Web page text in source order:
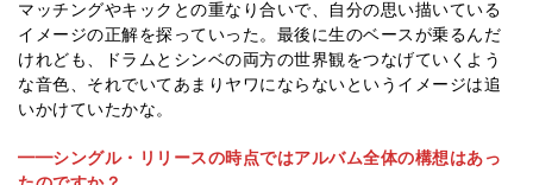
マッチングやキックとの重なり合いで、自分の思い描いている
イメージの正解を探っていった。最後に生のベースが乗るんだ
けれども、ドラムとシンベの両方の世界観をつなげていくよう
な音色、それでいてあまりヤワにならないというイメージは追
いかけていたかな。
━━シングル・リリースの時点ではアルバム全体の構想はあっ